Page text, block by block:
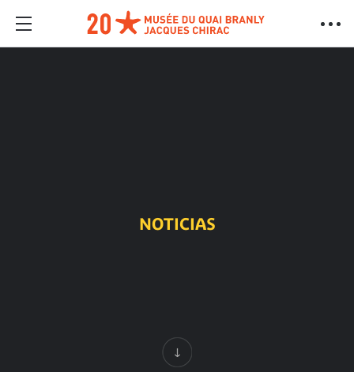
NOTICIAS